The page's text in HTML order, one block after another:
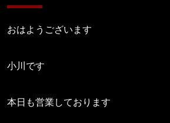
おはようございます
小川です
本日も営業しております